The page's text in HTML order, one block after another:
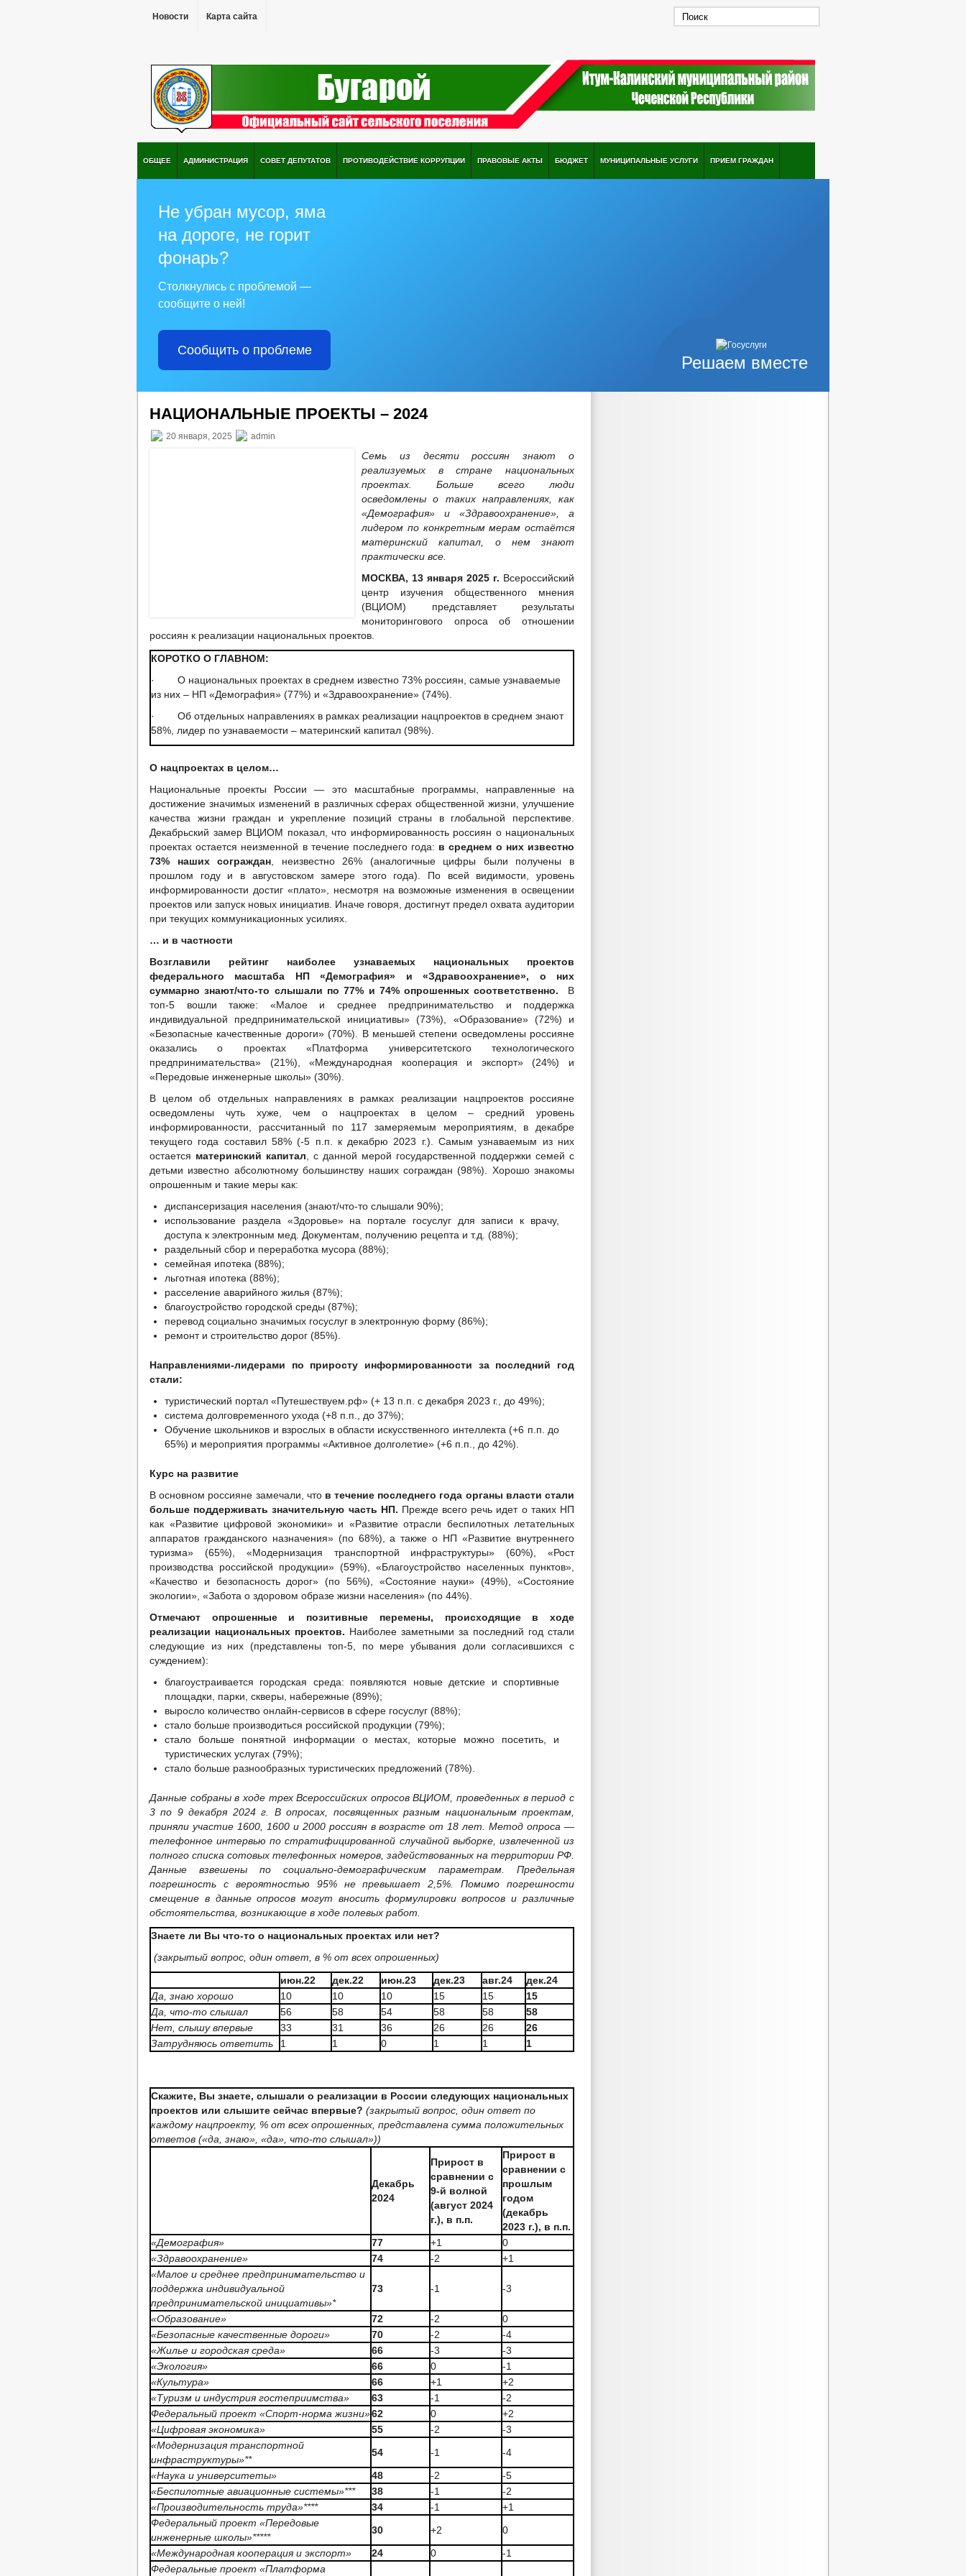
Новости Карта сайта
ОБЩЕЕ АДМИНИСТРАЦИЯ СОВЕТ ДЕПУТАТОВ ПРОТИВОДЕЙСТВИЕ КОРРУПЦИИ ПРАВОВЫЕ АКТЫ БЮДЖЕТ МУНИЦИПАЛЬНЫЕ УСЛУГИ ПРИЕМ ГРАЖДАН
Решаем вместе
Не убран мусор, яма
на дороге, не горит
фонарь?
Столкнулись с проблемой —
сообщите о ней!
Сообщить о проблеме
НАЦИОНАЛЬНЫЕ ПРОЕКТЫ – 2024
20 января, 2025 admin
Семь из десяти россиян знают о
реализуемых в стране национальных
проектах. Больше всего люди
осведомлены о таких направлениях, как
«Демография» и «Здравоохранение», а
лидером по конкретным мерам остаётся
материнский капитал, о нем знают
практически все.
МОСКВА, 13 января 2025 г. Всероссийский
центр изучения общественного мнения
(ВЦИОМ) представляет результаты
мониторингового опроса об отношении
россиян к реализации национальных проектов.
КОРОТКО О ГЛАВНОМ:
· О национальных проектах в среднем известно 73% россиян, самые узнаваемые
из них – НП «Демография» (77%) и «Здравоохранение» (74%).
· Об отдельных направлениях в рамках реализации нацпроектов в среднем знают
58%, лидер по узнаваемости – материнский капитал (98%).
О нацпроектах в целом…
Национальные проекты России — это масштабные программы, направленные на
достижение значимых изменений в различных сферах общественной жизни, улучшение
качества жизни граждан и укрепление позиций страны в глобальной перспективе.
Декабрьский замер ВЦИОМ показал, что информированность россиян о национальных
проектах остается неизменной в течение последнего года: в среднем о них известно
73% наших сограждан , неизвестно 26% (аналогичные цифры были получены в
прошлом году и в августовском замере этого года). По всей видимости, уровень
информированности достиг «плато», несмотря на возможные изменения в освещении
проектов или запуск новых инициатив. Иначе говоря, достигнут предел охвата аудитории
при текущих коммуникационных усилиях.
… и в частности
Возглавили рейтинг наиболее узнаваемых национальных проектов
федерального масштаба НП «Демография» и «Здравоохранение», о них
суммарно знают/что-то слышали по 77% и 74% опрошенных соответственно. В
топ-5 вошли также: «Малое и среднее предпринимательство и поддержка
индивидуальной предпринимательской инициативы» (73%), «Образование» (72%) и
«Безопасные качественные дороги» (70%). В меньшей степени осведомлены россияне
оказались о проектах «Платформа университетского технологического
предпринимательства» (21%), «Международная кооперация и экспорт» (24%) и
«Передовые инженерные школы» (30%).
В целом об отдельных направлениях в рамках реализации нацпроектов россияне
осведомлены чуть хуже, чем о нацпроектах в целом – средний уровень
информированности, рассчитанный по 117 замеряемым мероприятиям, в декабре
текущего года составил 58% (-5 п.п. к декабрю 2023 г.). Самым узнаваемым из них
остается материнский капитал , с данной мерой государственной поддержки семей с
детьми известно абсолютному большинству наших сограждан (98%). Хорошо знакомы
опрошенным и такие меры как:
диспансеризация населения (знают/что-то слышали 90%);
использование раздела «Здоровье» на портале госуслуг для записи к врачу,
доступа к электронным мед. Документам, получению рецепта и т.д. (88%);
раздельный сбор и переработка мусора (88%);
семейная ипотека (88%);
льготная ипотека (88%);
расселение аварийного жилья (87%);
благоустройство городской среды (87%);
перевод социально значимых госуслуг в электронную форму (86%);
ремонт и строительство дорог (85%).
Направлениями-лидерами по приросту информированности за последний год
стали:
туристический портал «Путешествуем.рф» (+ 13 п.п. с декабря 2023 г., до 49%);
система долговременного ухода (+8 п.п., до 37%);
Обучение школьников и взрослых в области искусственного интеллекта (+6 п.п. до
65%) и мероприятия программы «Активное долголетие» (+6 п.п., до 42%).
Курс на развитие
В основном россияне замечали, что в течение последнего года органы власти стали
больше поддерживать значительную часть НП. Прежде всего речь идет о таких НП
как «Развитие цифровой экономики» и «Развитие отрасли беспилотных летательных
аппаратов гражданского назначения» (по 68%), а также о НП «Развитие внутреннего
туризма» (65%), «Модернизация транспортной инфраструктуры» (60%), «Рост
производства российской продукции» (59%), «Благоустройство населенных пунктов»,
«Качество и безопасность дорог» (по 56%), «Состояние науки» (49%), «Состояние
экологии», «Забота о здоровом образе жизни населения» (по 44%).
Отмечают опрошенные и позитивные перемены, происходящие в ходе
реализации национальных проектов. Наиболее заметными за последний год стали
следующие из них (представлены топ-5, по мере убывания доли согласившихся с
суждением):
благоустраивается городская среда: появляются новые детские и спортивные
площадки, парки, скверы, набережные (89%);
выросло количество онлайн-сервисов в сфере госуслуг (88%);
стало больше производиться российской продукции (79%);
стало больше понятной информации о местах, которые можно посетить, и
туристических услугах (79%);
стало больше разнообразных туристических предложений (78%).
Данные собраны в ходе трех Всероссийских опросов ВЦИОМ, проведенных в период с
3 по 9 декабря 2024 г. В опросах, посвященных разным национальным проектам,
приняли участие 1600, 1600 и 2000 россиян в возрасте от 18 лет. Метод опроса —
телефонное интервью по стратифицированной случайной выборке, извлеченной из
полного списка сотовых телефонных номеров, задействованных на территории РФ.
Данные взвешены по социально-демографическим параметрам. Предельная
погрешность с вероятностью 95% не превышает 2,5%. Помимо погрешности
смещение в данные опросов могут вносить формулировки вопросов и различные
обстоятельства, возникающие в ходе полевых работ.
Знаете ли Вы что-то о национальных проектах или нет?
(закрытый вопрос, один ответ, в % от всех опрошенных)
июн.22
дек.22 июн.23 дек.23 авг.24
дек.24
Да, знаю хорошо
10 10 10 15 15
15
Да, что-то слышал
56 58 54 58 58
58
Нет, слышу впервые
33 31 36 26 26
26
Затрудняюсь ответить
1 1 0 1 1 1
Скажите, Вы знаете, слышали о реализации в России следующих национальных
проектов или слышите сейчас впервые? (закрытый вопрос, один ответ по
каждому нацпроекту, % от всех опрошенных, представлена сумма положительных
ответов («да, знаю», «да», что-то слышал»))
Декабрь
2024
Прирост в
сравнении с
9-й волной
(август 2024
г.), в п.п.
Прирост в
сравнении с
прошлым
годом
(декабрь
2023 г.), в п.п.
«Демография»
77 +1
0
«Здравоохранение»
74 -2
+1
«Малое и среднее предпринимательство и
поддержка индивидуальной
предпринимательской инициативы»*
73 -1 -3
«Образование» 72 -2
0
«Безопасные качественные дороги»
70 -2
-4
«Жилье и городская среда»
66 -3
-3
«Экология»
66 0
-1
«Культура»
66 +1
+2
«Туризм и индустрия гостеприимства»
63 -1
-2
Федеральный проект «Спорт-норма жизни»62 0
+2
«Цифровая экономика»
55 -2
-3
«Модернизация транспортной
инфраструктуры»**
54 -1
-4
«Наука и университеты»
48 -2
-5
«Беспилотные авиационные системы»***
38 -1
-2
«Производительность труда»****
34 -1
+1
Федеральный проект «Передовые
инженерные школы»*****
30 +2
0
«Международная кооперация и экспорт»
24 0
-1
Федеральные проект «Платформа